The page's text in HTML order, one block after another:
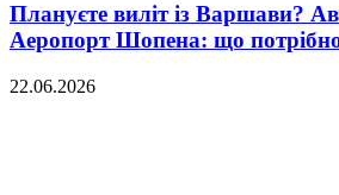
Плануєте виліт із Варшави?
Аеропорт Шопена: що
22.06.2026